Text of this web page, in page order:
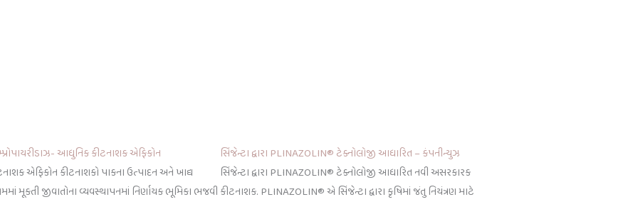
આધુનિક કીટનાશક એફિકોન
એફિકોન કીટનાશકો પાકના ઉત્પાદન અને ખાદ્ય
મૂકતી જીવાતોના વ્યવસ્થાપનમાં નિર્ણાયક ભૂમિકા ભજવી
સિંજેન્ટા દ્વારા PLINAZOLIN® ટેક્નોલોજી આધારિત – કંપનીન્યુઝ
સિંજેન્ટા દ્વારા PLINAZOLIN® ટેક્નોલોજી આધારિત નવી અસરકારક
કીટનાશક. PLINAZOLIN® એ સિંજેન્ટા દ્વારા કૃષિમાં જંતુ નિયંત્રણ માટે